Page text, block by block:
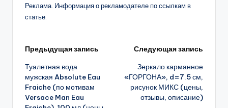
Реклама. Информация о рекламодателе по ссылкам в
статье.
Навигация
записи
Предыдущая запись
Туалетная вода
мужская Absolute Eau
Fraiche (по мотивам
Versace Man Eau
Следующая запись
Зеркало карманное
«ГОРГОНА», d=7.5 см,
рисунок МИКС (цены,
отзывы, описание)